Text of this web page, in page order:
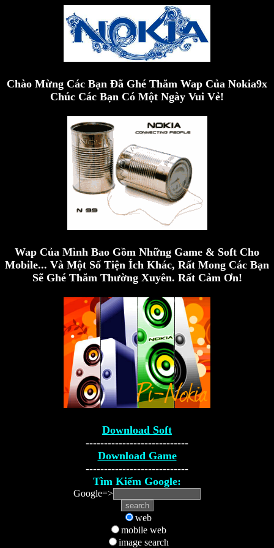
Chào Mừng Các Bạn Đã Ghé Thăm Wap Của Nokia9x
Chúc Các Bạn Có Một Ngày Vui Vẻ!
Wap Của Mình Bao Gồm Những Game & Soft Cho
Mobile... Và Một Số Tiện Ích Khác, Rất Mong Các Bạn
Sẽ Ghé Thăm Thường Xuyên. Rất Cảm Ơn!
Download Soft
----------------------------
Download Game
----------------------------
Tìm Kiếm Google:
Google=>
web
mobile web
image search